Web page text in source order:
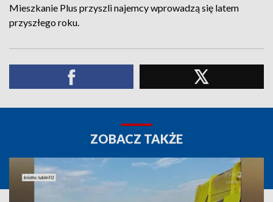
Mieszkanie Plus przyszli najemcy wprowadzą się latem
przyszłego roku.
ZOBACZ TAKŻE